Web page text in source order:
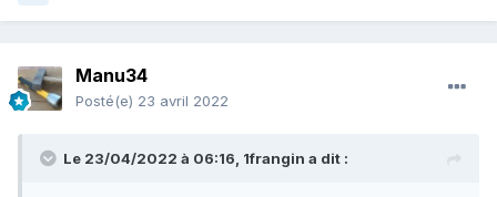
Manu34
Posté(e) 23 avril 2022
Le 23/04/2022 à 06:16, 1frangin a dit :